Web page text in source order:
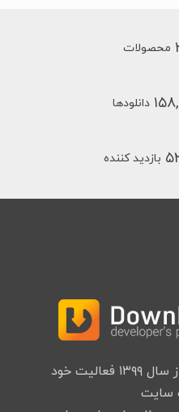
محصولات
دانلودها
بازدید کننده
تیم DownloadDevTools.com از سال ۱۳۹۹ فعالیت خود
سایت